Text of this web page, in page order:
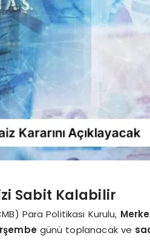
Sabit Kalabilir
Para Politikası Kurulu,
günü toplanacak ve